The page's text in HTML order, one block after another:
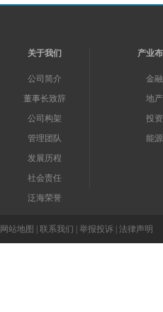
关于我们
公司简介
董事长致辞
公司构架
管理团队
发展历程
社会责任
泛海荣誉
产业
金融
地产
投资
能源
网站地图 联系我们 举报投诉 法律声明